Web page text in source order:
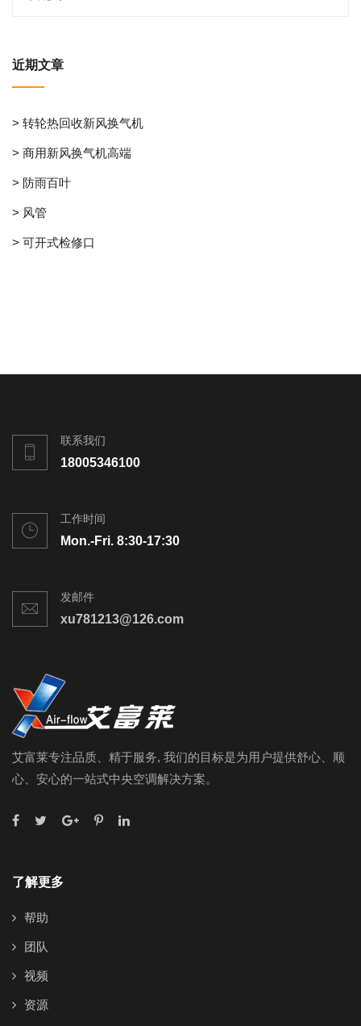
近期文章
> 转轮热回收新风换气机
> 商用新风换气机高端
> 防雨百叶
> 风管
> 可开式检修口
联系我们
18005346100
工作时间
Mon.-Fri. 8:30-17:30
发邮件
xu781213@126.com
艾富莱专注品质、精于服务, 我们的目标是为用户提供舒心、顺
心、安心的一站式中央空调解决方案。
了解更多
帮助
团队
视频
资源